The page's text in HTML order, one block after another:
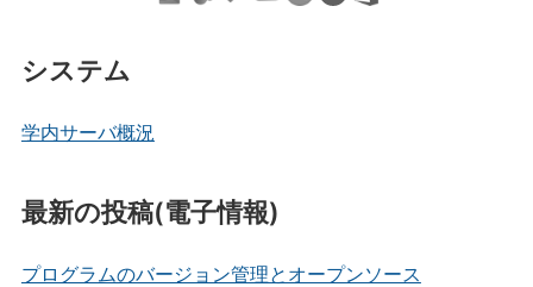
システム
学内サーバ概況
最新の投稿(電子情報)
プログラムのバージョン管理とオープンソース